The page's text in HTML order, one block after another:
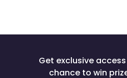
Get exclusive
chance to win